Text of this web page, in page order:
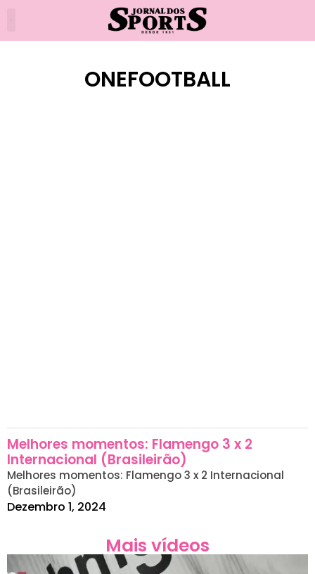
ONEFOOTBALL
Melhores momentos: Flamengo 3 x 2
Internacional (Brasileirão)
Melhores momentos: Flamengo 3 x 2 Internacional
(Brasileirão)
Dezembro 1, 2024
Mais vídeos